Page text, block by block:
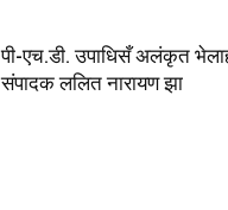
पी-एच.डी. उपाधिसँ अलंकृत
संपादक ललित नारायण झा